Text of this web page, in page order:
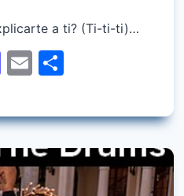
SI – SI
a ti? (Ti-ti-ti)…
Mastodon
Email